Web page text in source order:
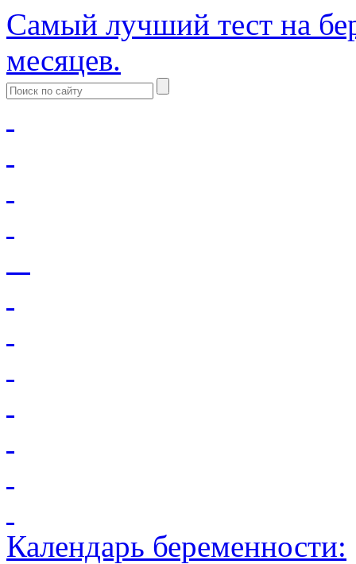
Самый лучший тест на
месяцев.
Календарь беременности: